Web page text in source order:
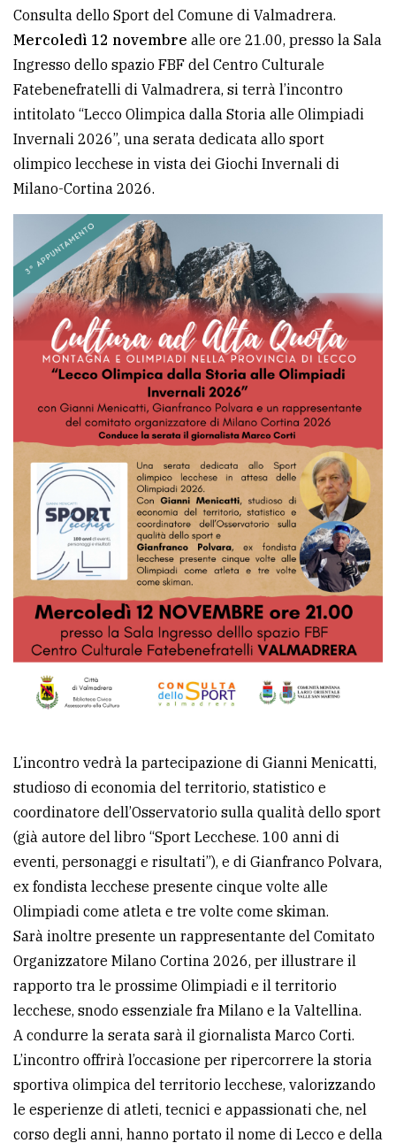
Ricerca
avanzata
LE
ALTRE
TESTATE
PRIVACY
Privacy
policy
Cookie
policy
Consulta dello Sport del Comune di Valmadrera.
Mercoledì 12 novembre alle ore 21.00, presso la Sala
Ingresso dello spazio FBF del Centro Culturale
Fatebenefratelli di Valmadrera, si terrà l’incontro
intitolato “Lecco Olimpica dalla Storia alle Olimpiadi
Invernali 2026”, una serata dedicata allo sport
olimpico lecchese in vista dei Giochi Invernali di
Milano-Cortina 2026.
L’incontro vedrà la partecipazione di Gianni Menicatti,
studioso di economia del territorio, statistico e
coordinatore dell’Osservatorio sulla qualità dello sport
(già autore del libro “Sport Lecchese. 100 anni di
eventi, personaggi e risultati”), e di Gianfranco Polvara,
ex fondista lecchese presente cinque volte alle
Olimpiadi come atleta e tre volte come skiman.
Sarà inoltre presente un rappresentante del Comitato
Organizzatore Milano Cortina 2026, per illustrare il
rapporto tra le prossime Olimpiadi e il territorio
lecchese, snodo essenziale fra Milano e la Valtellina.
A condurre la serata sarà il giornalista Marco Corti.
L’incontro offrirà l’occasione per ripercorrere la storia
sportiva olimpica del territorio lecchese, valorizzando
le esperienze di atleti, tecnici e appassionati che, nel
corso degli anni, hanno portato il nome di Lecco e della